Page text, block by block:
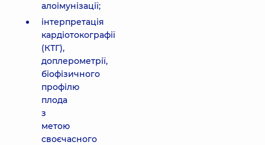
алоімунізації;
інтерпретація
кардіотокографії
(КТГ),
доплерометрії,
біофізичного
профілю
плода
з
метою
своєчасного